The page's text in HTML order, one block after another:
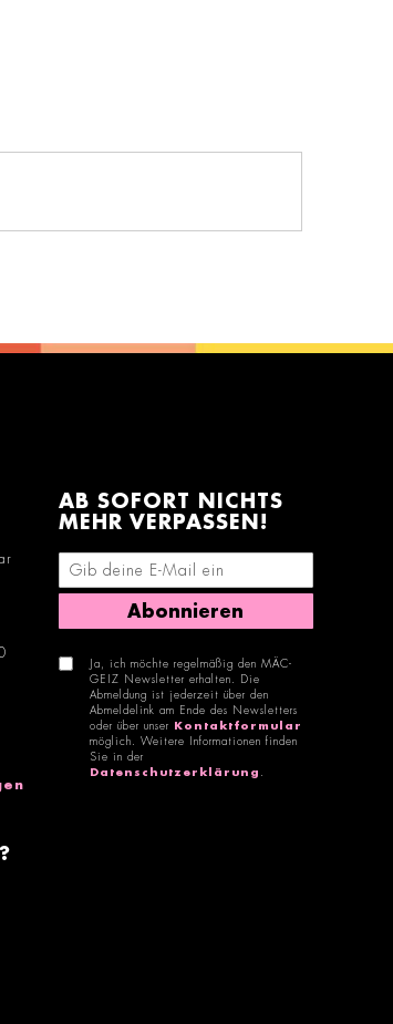
AB SOFORT NICHTS
MEHR VERPASSEN!
E-Mail-Adresse eingeben
Abonnieren
Ja, ich möchte regelmäßig den MÄC-
GEIZ Newsletter erhalten. Die
Abmeldung ist jederzeit über den
Abmeldelink am Ende des Newsletters
oder über unser
Kontaktformular
möglich. Weitere Informationen finden
Sie in der
Datenschutzerklärung .